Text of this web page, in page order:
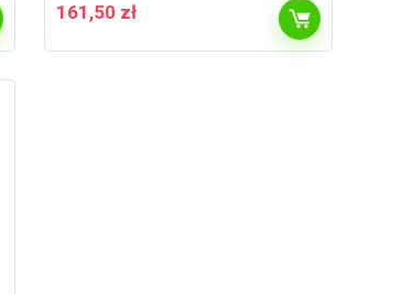
161,50 zł